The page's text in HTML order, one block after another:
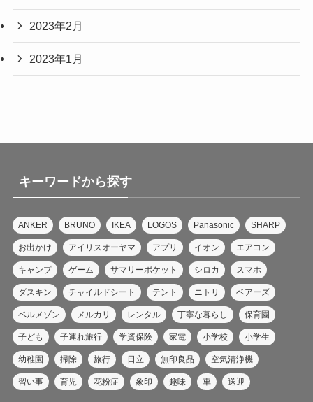
2023年2月
2023年1月
キーワードから探す
ANKER BRUNO IKEA LOGOS Panasonic SHARP
お出かけ アイリスオーヤマ アプリ イオン エアコン
キャンプ ゲーム サマリーポケット シロカ スマホ
ダスキン チャイルドシート テント ニトリ ベアーズ
ベルメゾン メルカリ レンタル 丁寧な暮らし 保育園
子ども 子連れ旅行 学資保険 家電 小学校 小学生
幼稚園 掃除 旅行 日立 無印良品 空気清浄機
習い事 育児 花粉症 象印 趣味 車 送迎